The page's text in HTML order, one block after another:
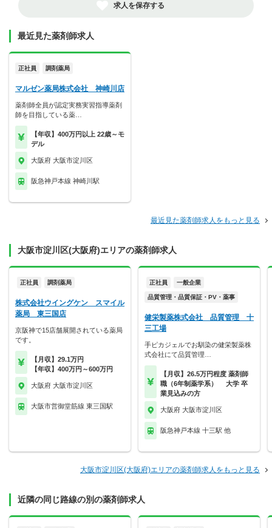
求人を保存する
最近見た薬剤師求人
正社員 調剤薬局
マルゼン薬局株式会社 神崎川店
薬剤師全員が認定実務実習指導薬剤
師を目指している薬…
【年収】400万円以上 22歳～モ
デル
大阪府 大阪市淀川区
阪急神戸本線 神崎川駅
最近見た薬剤師求人をもっと見る
大阪市淀川区(大阪府)エリアの薬剤師求人
正社員 調剤薬局
株式会社ウイングケン スマイル
薬局 東三国店
京阪神で15店舗展開されている薬局
です。
【月収】29.1万円
【年収】400万円～600万円
大阪府 大阪市淀川区
大阪市営御堂筋線 東三国駅
正社員 一般企業
品質管理・品質保証・PV・薬事
健栄製薬株式会社 品質管理 十
三工場
手ピカジェルでお馴染の健栄製薬株
式会社にて品質管理…
【月収】26.5万円程度 薬剤師
職（6年制薬学系） 大学 卒
業見込みの方
大阪府 大阪市淀川区
阪急神戸本線 十三駅 他
大阪市淀川区(大阪府)エリアの薬剤師求人をもっと見る
近隣の同じ路線の別の薬剤師求人